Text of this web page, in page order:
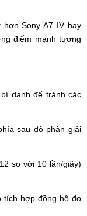
Sony A7 IV hay
điểm mạnh tương
danh để tránh các
sau độ phân giải
so với 10 lần/giây)
tích hợp đồng hồ đo